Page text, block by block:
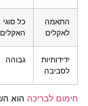
התאמה
לאקלים
כל סוגי
האקלים
ידידותיות
לסביבה
גבוהה
חימום לבריכה הוא